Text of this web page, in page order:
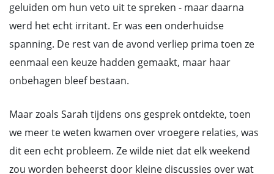
geluiden om hun veto uit te spreken - maar daarna
werd het echt irritant. Er was een onderhuidse
spanning. De rest van de avond verliep prima toen ze
eenmaal een keuze hadden gemaakt, maar haar
onbehagen bleef bestaan.
Maar zoals Sarah tijdens ons gesprek ontdekte, toen
we meer te weten kwamen over vroegere relaties, was
dit een echt probleem. Ze wilde niet dat elk weekend
zou worden beheerst door kleine discussies over wat